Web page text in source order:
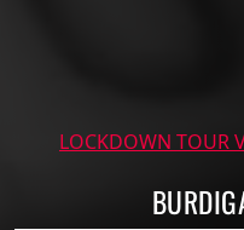
LOCKDOWN TOUR